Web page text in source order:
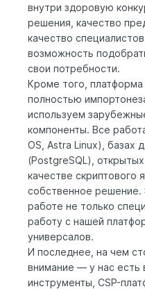
внутри здоровую
решения, качество
качество
возможность
свои потребности.
Кроме того, платформа
полностью
используем
компоненты. Все
OS, Astra Linux), базах
(PostgreSQL),
качестве скриптового
собственное решение.
работе не только
работу с нашей
универсалов.
И последнее, на чем
внимание — у нас есть
инструменты, CSP-